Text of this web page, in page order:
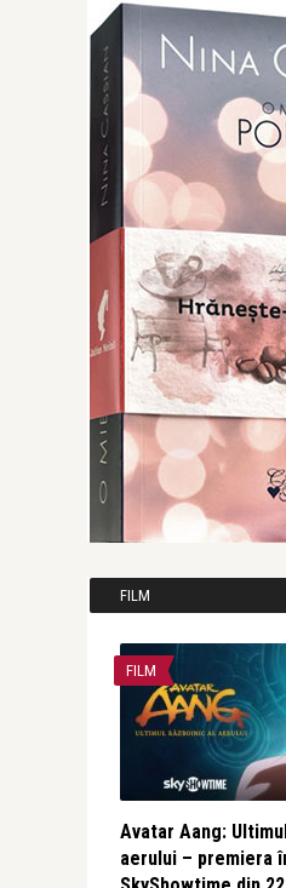
FILM
FILM
Avatar Aang:
aerului – premiera